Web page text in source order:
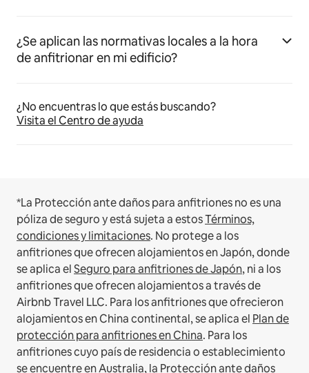
¿Se aplican las normativas locales a la hora
de anfitrionar en mi edificio?
¿No encuentras lo que estás buscando?
Visita el Centro de ayuda
*La Protección ante daños para anfitriones no es una
póliza de seguro y está sujeta a estosTérminos,
condiciones y limitaciones. No protege a los
anfitriones que ofrecen alojamientos en Japón, donde
se aplica elSeguro para anfitriones de Japón, ni a los
anfitriones que ofrecen alojamientos a través de
Airbnb Travel LLC. Para los anfitriones que ofrecieron
alojamientos en China continental, se aplica el Plan de
protección para anfitriones en China. Para los
anfitriones cuyo país de residencia o establecimiento
se encuentre en Australia, la Protección ante daños